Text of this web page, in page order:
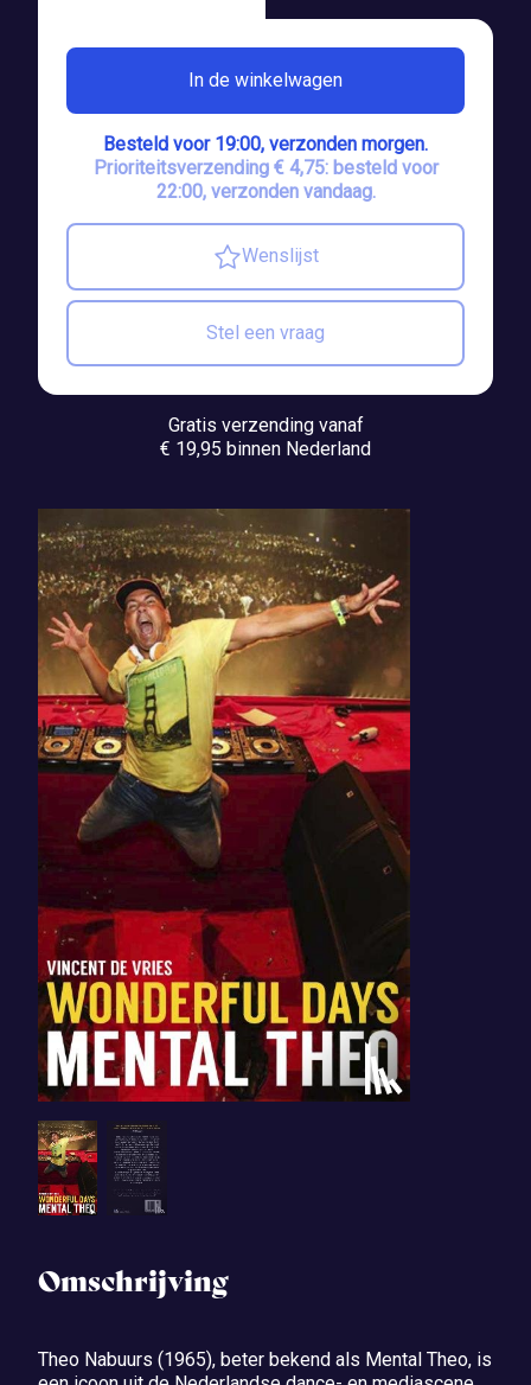
Omschrijving
Theo Nabuurs (1965), beter bekend als Mental Theo, is
In de winkelwagen
Besteld voor 19:00, verzonden morgen.
Prioriteitsverzending € 4,75: besteld voor
22:00, verzonden vandaag.
Wenslijst
Stel een vraag
Gratis verzending vanaf
€ 19,95 binnen Nederland